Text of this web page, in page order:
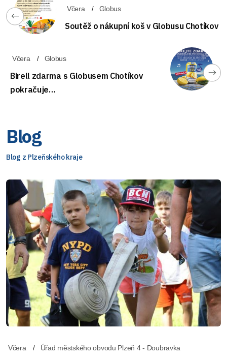
Včera Globus
Soutěž o nákupní koš v Globusu Chotíkov
Včera Globus
Birell zdarma s Globusem Chotíkov
pokračuje…
Blog
Blog z Plzeňského kraje
Včera Úřad městského obvodu Plzeň 4 - Doubravka